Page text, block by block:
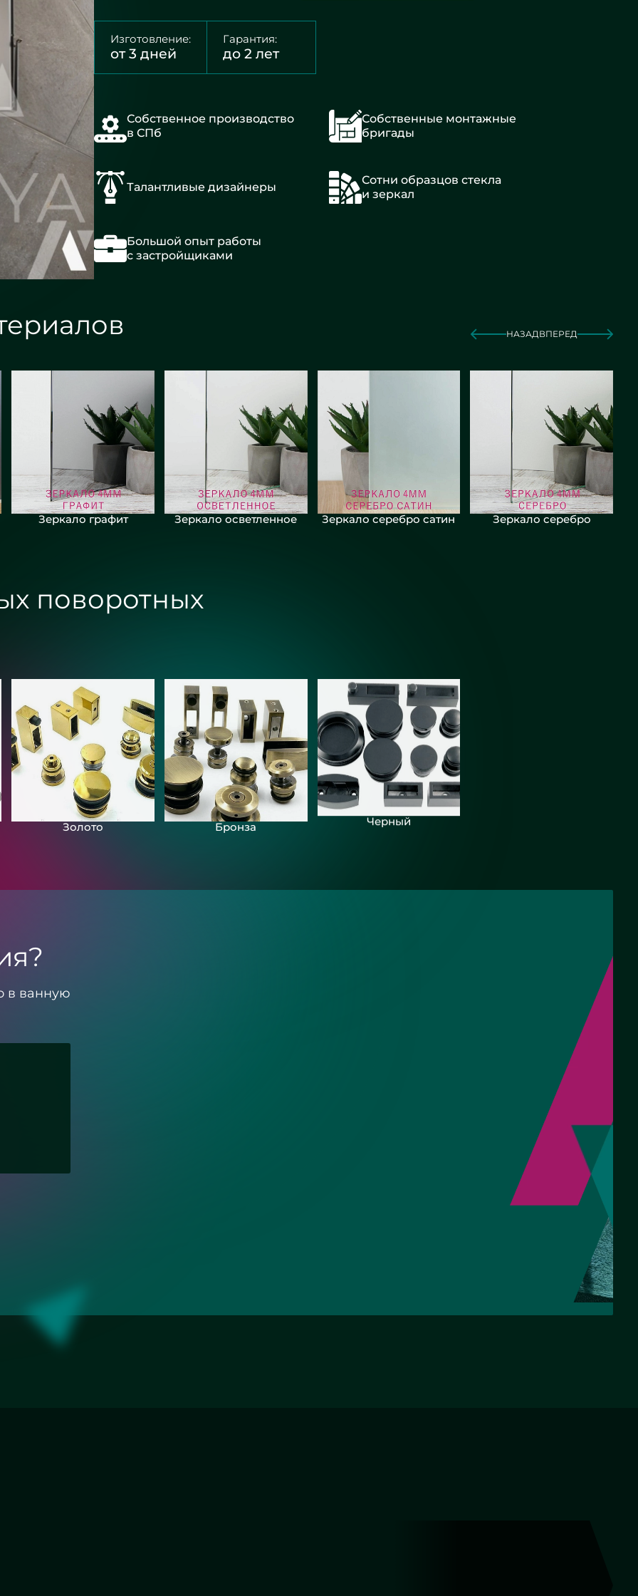
Изготовление:
от 3 дней
Гарантия:
до 2 лет
Собственное производство
в СПб
Собственные монтажные
бригады
Талантливые дизайнеры
Сотни образцов стекла
и зеркал
Большой опыт работы
с застройщиками
НАЗАДВПЕРЕД
Зеркало графит Зеркало осветленное Зеркало серебро сатин Зеркало серебро
поворотных
Золото Бронза Черный
в ванную